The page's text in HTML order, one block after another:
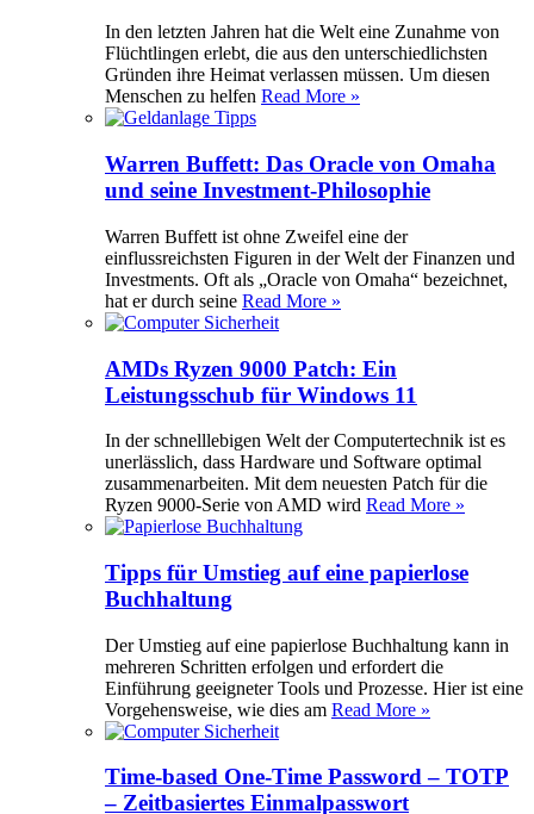
In den letzten Jahren hat die Welt eine Zunahme von
Flüchtlingen erlebt, die aus den unterschiedlichsten
Gründen ihre Heimat verlassen müssen. Um diesen
Menschen zu helfen Read More »
Warren Buffett: Das Oracle von Omaha
und seine Investment-Philosophie
Warren Buffett ist ohne Zweifel eine der
einflussreichsten Figuren in der Welt der Finanzen und
Investments. Oft als „Oracle von Omaha“ bezeichnet,
hat er durch seine Read More »
AMDs Ryzen 9000 Patch: Ein
Leistungsschub für Windows 11
In der schnelllebigen Welt der Computertechnik ist es
unerlässlich, dass Hardware und Software optimal
zusammenarbeiten. Mit dem neuesten Patch für die
Ryzen 9000-Serie von AMD wird Read More »
Tipps für Umstieg auf eine papierlose
Buchhaltung
Der Umstieg auf eine papierlose Buchhaltung kann in
mehreren Schritten erfolgen und erfordert die
Einführung geeigneter Tools und Prozesse. Hier ist eine
Vorgehensweise, wie dies am Read More »
Time-based One-Time Password – TOTP
– Zeitbasiertes Einmalpasswort